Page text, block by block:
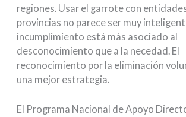
regiones. Usar el garrote con
provincias no parece ser muy
incumplimiento está más asociado al
desconocimiento que a la necedad. El
reconocimiento por la eliminación
una mejor estrategia.
El Programa Nacional de Apoyo